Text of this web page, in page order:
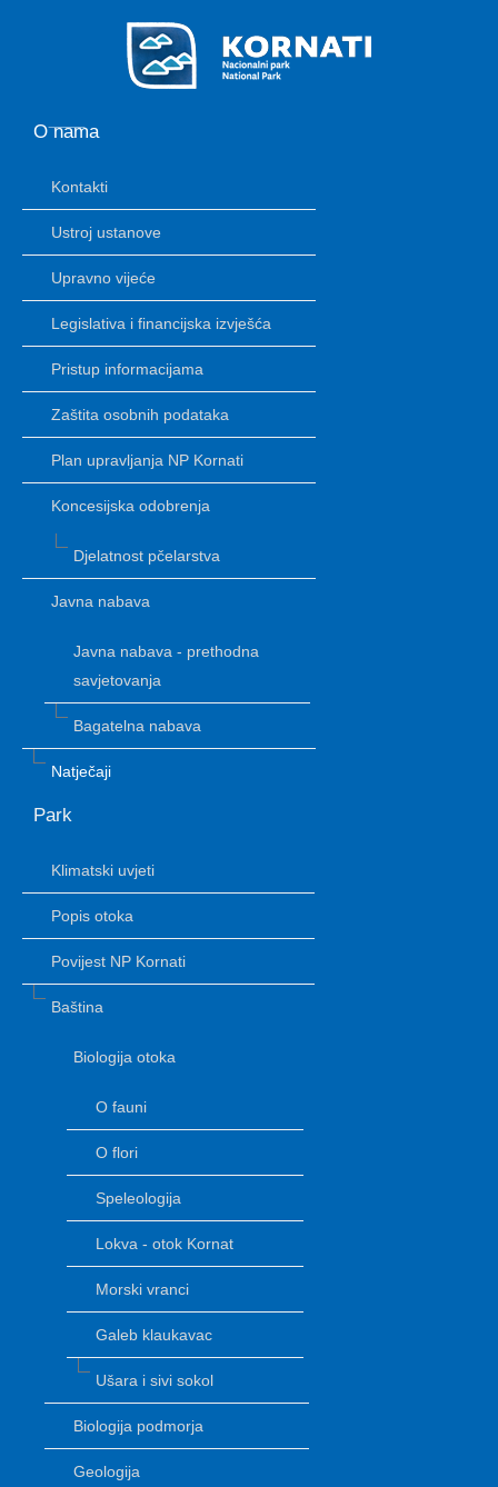
O nama
Kontakti
Ustroj ustanove
Upravno vijeće
Legislativa i financijska izvješća
Pristup informacijama
Zaštita osobnih podataka
Plan upravljanja NP Kornati
Koncesijska odobrenja
Djelatnost pčelarstva
Javna nabava
Javna nabava - prethodna
savjetovanja
Bagatelna nabava
Natječaji
Park
Klimatski uvjeti
Popis otoka
Povijest NP Kornati
Baština
Biologija otoka
O fauni
O flori
Speleologija
Lokva - otok Kornat
Morski vranci
Galeb klaukavac
Ušara i sivi sokol
Biologija podmorja
Geologija